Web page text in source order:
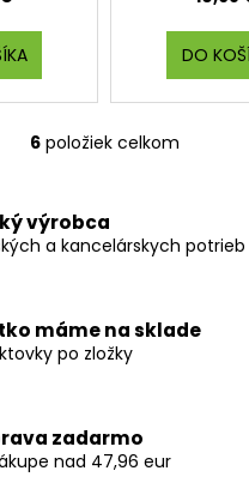
DO
O
á
d
i
e
v
k
6položiek celkom
výrobca
a kancelárskych potrieb
máme na sklade
po zložky
zadarmo
nad 47,96 eur